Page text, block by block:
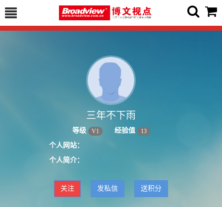
三年不下雨
等级 V1 经验值 13
个人网站：
个人简介：
关注 发私信 送积分